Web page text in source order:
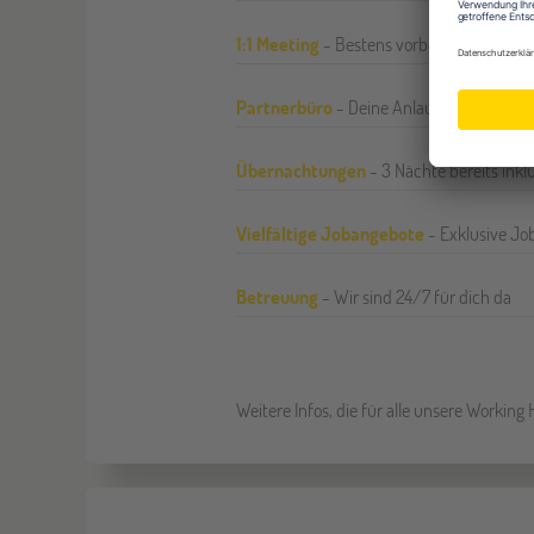
1:1 Meeting - Bestens vorbereitet
Partnerbüro- Deine Anlaufstelle in
Übernachtungen- 3 Nächte bereits
Vielfältige Jobangebote - Exklusive
Betreuung - Wir sind 24/7 für dich da
Weitere Infos, die für alle unsere